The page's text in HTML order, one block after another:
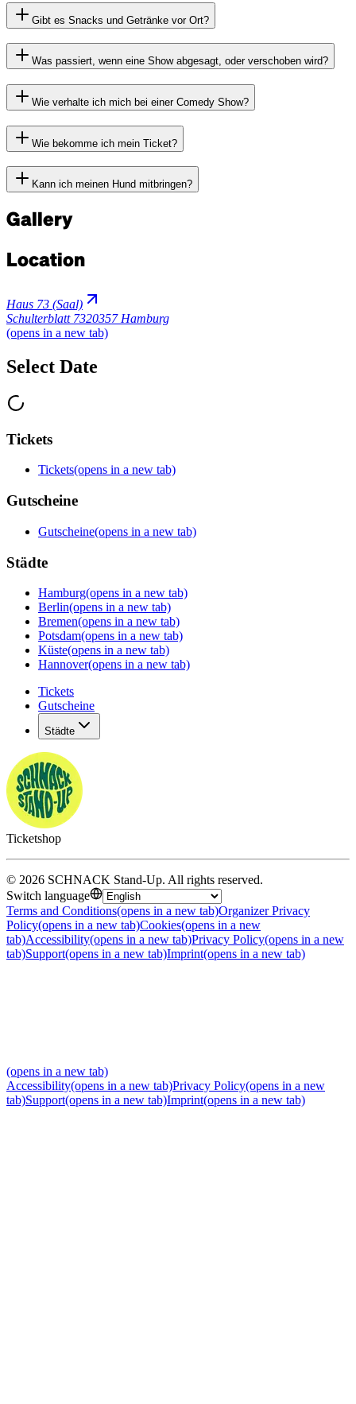
Gibt es Snacks und Getränke vor Ort?
Was passiert, wenn eine Show abgesagt, oder verschoben wird?
Wie verhalte ich mich bei einer Comedy Show?
Wie bekomme ich mein Ticket?
Kann ich meinen Hund mitbringen?
Gallery
Location
Haus 73 (Saal)
Schulterblatt 7320357 Hamburg
(opens in a new tab)
Select Date
Tickets
Tickets(opens in a new tab)
Gutscheine
Gutscheine(opens in a new tab)
Städte
Hamburg(opens in a new tab)
Berlin(opens in a new tab)
Bremen(opens in a new tab)
Potsdam(opens in a new tab)
Küste(opens in a new tab)
Hannover(opens in a new tab)
Tickets
Gutscheine
Städte
Ticketshop
© 2026 SCHNACK Stand-Up. All rights reserved.
Switch language
Terms and Conditions(opens in a new tab)Organizer Privacy
Policy(opens in a new tab)Cookies(opens in a new
tab)Accessibility(opens in a new tab)Privacy Policy(opens in a new
tab)Support(opens in a new tab)Imprint(opens in a new tab)
(opens in a new tab)
Accessibility(opens in a new tab)Privacy Policy(opens in a new
tab)Support(opens in a new tab)Imprint(opens in a new tab)